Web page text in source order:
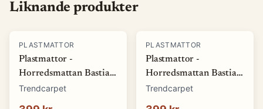
Liknande produkter
PLASTMATTOR
Plastmattor -
Horredsmattan Bastian
(grön) (Storlek: 70 x 50
Trendcarpet
PLASTMATTOR
Plastmattor -
Horredsmattan Bastian
(röd) (Storlek: 70 x 50
Trendcarpet